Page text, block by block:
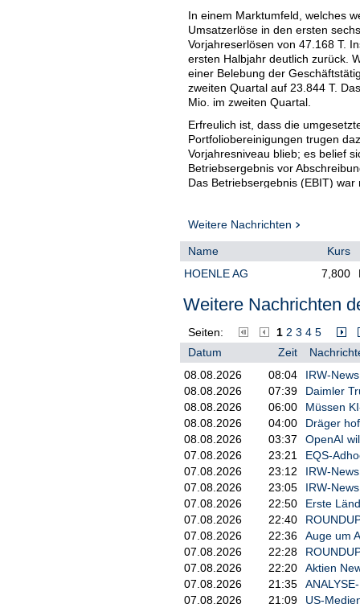
In einem Marktumfeld, welches
Umsatzerlöse in den ersten
Vorjahreserlösen von 47.168 T.
ersten Halbjahr deutlich zurück.
einer Belebung der
zweiten Quartal auf 23.844 T.
Mio. im zweiten Quartal.
Erfreulich ist, dass die
Portfoliobereinigungen trugen
Vorjahresniveau blieb; es belief
Betriebsergebnis vor
Das Betriebsergebnis (EBIT)
Das Marktumfeld der Hoenle
Spannungen sowie eine
das Geschäftsjahr 2025/2026
einen moderaten Umsatzanstieg
Abschreibungen (EBITDA) der
Am unteren Ende des Korridors
während das obere Ende des
Diese Prognose (Stand
wesentlichen Eskalation der
Kostenreduzierung,
Sollten sich diese Annahmen
erforderlich anpassen.
Business Unit Klebstoffsysteme
Die Hoenle Gruppe baut ihr
Anwendungen in den
setzt dabei verstärkt auf
ermöglichen geringere
Zusammenarbeit mit Kunden
maßgeschneiderte Lösungen für
Neukundengeschäft mit OEMs
zunehmende Sichtbarkeit mit
Der Vorstand rechnet in den
Weitere Nachrichten
Name
Kurs
HOENLE AG
7,800
Weitere Nachrichten
Seiten: 1 2 3 4 5
Datum
Zeit
08.08.2026
08:04
IRW-
08.08.2026
07:39
Daimler
08.08.2026
06:00
Müssen
08.08.2026
04:00
Dräger
08.08.2026
03:37
OpenAI
07.08.2026
23:21
EQS-
07.08.2026
23:12
IRW-
07.08.2026
23:05
IRW-
07.08.2026
22:50
Erste
07.08.2026
22:40
07.08.2026
22:36
Auge um
07.08.2026
22:28
07.08.2026
22:20
Aktien
07.08.2026
21:35
07.08.2026
21:09
US-